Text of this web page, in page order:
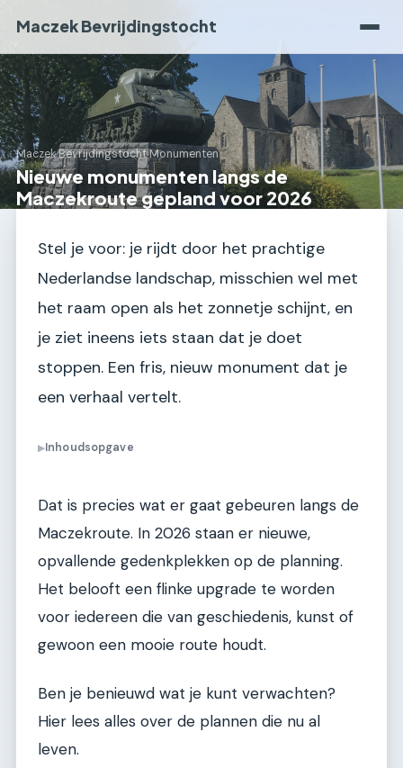
Maczek Bevrijdingstocht
Maczek Bevrijdingstocht›Monumenten
Nieuwe monumenten langs de
Maczekroute gepland voor 2026
Stel je voor: je rijdt door het prachtige
Nederlandse landschap, misschien wel met
het raam open als het zonnetje schijnt, en
je ziet ineens iets staan dat je doet
stoppen. Een fris, nieuw monument dat je
een verhaal vertelt.
▶Inhoudsopgave
Dat is precies wat er gaat gebeuren langs de
Maczekroute. In 2026 staan er nieuwe,
opvallende gedenkplekken op de planning.
Het belooft een flinke upgrade te worden
voor iedereen die van geschiedenis, kunst of
gewoon een mooie route houdt.
Ben je benieuwd wat je kunt verwachten?
Hier lees alles over de plannen die nu al
leven.